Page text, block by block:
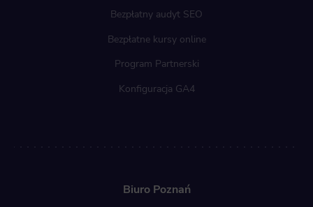
Bezpłatny audyt SEO
Bezpłatne kursy online
Program Partnerski
Konfiguracja GA4
Biuro Poznań